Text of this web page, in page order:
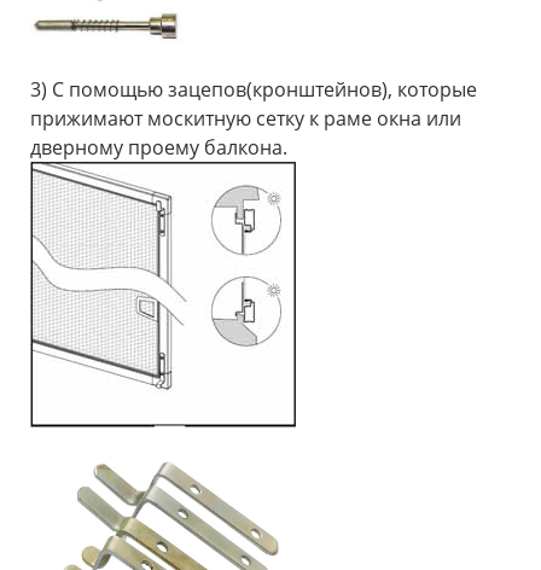
3) С помощью зацепов(кронштейнов), которые
прижимают москитную сетку к раме окна или
дверному проему балкона.